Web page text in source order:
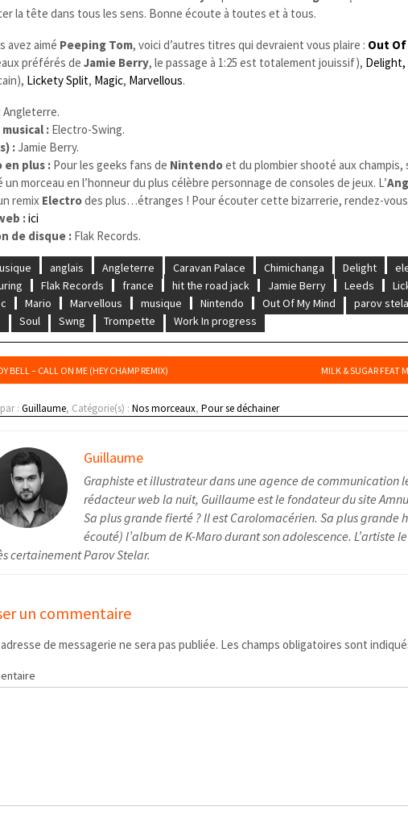
la tête dans tous les sens. Bonne écoute à toutes et à tous.
avez aimé Peeping Tom, voici d’autres titres qui devraient vous plaire : Out Of
préférés deJamie Berry, le passage à 1:25 est totalement jouissif), Delight,
Lickety Split, Magic, Marvellous.
Angleterre.
: Electro-Swing.
:Jamie Berry.
en plus : Pour les geeks fans de Nintendoet du plombier shooté aux champis,
un morceau en l’honneur du plus célèbre personnage de consoles de jeux. L’
remix Electrodes plus…étranges ! Pour écouter cette bizarrerie, rendez-
:ici
de disque : Flak Records.
anglais Angleterre Caravan Palace Chimichanga Delight
Flak Records france hit the road jack Jamie Berry Leeds
Mario Marvellous musique Nintendo Out Of My Mind parov
Soul Swng Trompette Work In progress
BELL – CALL ON ME (HEY CHAMP REMIX) MILK & SUGAR FEAT
:Guillaume, Catégorie(s) :Nos morceaux,Pour se déchainer
Guillaume
Graphiste et illustrateur dans une agence de communication
rédacteur web la nuit, Guillaume est le fondateur du site
Sa plus grande fierté ? Il est Carolomacérien. Sa plus grande
écouté) l’album de K-Maro durant son adolescence. L’artiste
certainement Parov Stelar.
un commentaire
de messagerie ne sera pas publiée. Les champs obligatoires sont